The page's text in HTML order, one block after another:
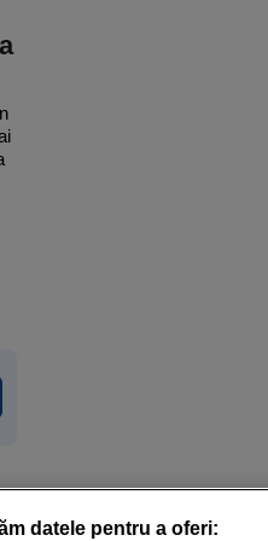
datele pentru a oferi: